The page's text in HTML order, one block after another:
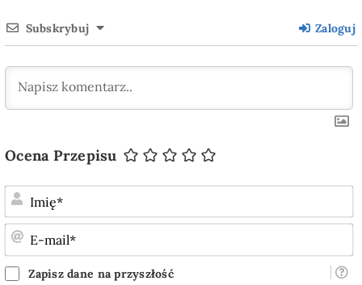
Subskrybuj Zaloguj
Ocena Przepisu
Zapisz dane na przyszłość